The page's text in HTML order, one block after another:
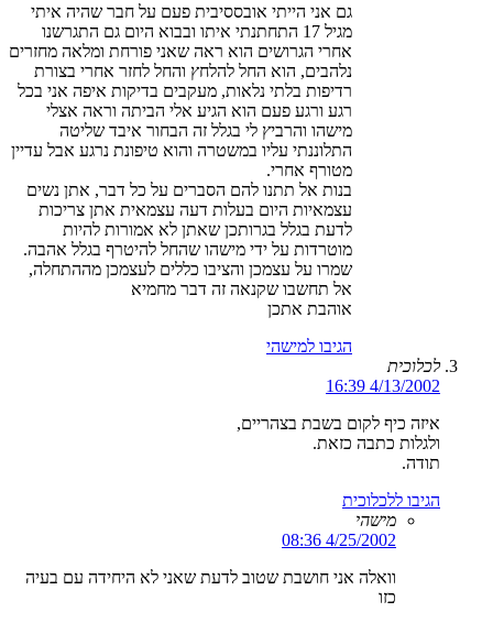
גם אני הייתי אובססיבית פעם על חבר שהיה איתי
מגיל 17 התחתנתי איתו ובבוא היום גם התגרשנו
אחרי הגרושים הוא ראה שאני פורחת ומלאה מחזרים
נלהבים, הוא החל להלחץ והחל לחזר אחרי בצורת
רדיפות בלתי נלאות, מעקבים בדיקות איפה אני בכל
רגע ורגע פעם הוא הגיע אלי הביתה וראה אצלי
מישהו והרביץ לי בגלל זה הבחור איבד שליטה
התלוננתי עליו במשטרה והוא טיפונת נרגע אבל עדיין
מטורף אחרי.
בנות אל תתנו להם הסברים על כל דבר, אתן נשים
עצמאיות היום בעלות דעה עצמאית אתן צריכות
לדעת בגלל בגרותכן שאתן לא אמורות להיות
מוטרדות על ידי מישהו שהחל להיטרף בגלל אהבה.
שמרו על עצמכן והציבו כללים לעצמכן מההתחלה,
אל תחשבו שקנאה זה דבר מחמיא
אוהבת אתכן
הגיבו למישהי
לכלוכית
4/13/2002 16:39
איזה כיף לקום בשבת בצהריים,
ולגלות כתבה כזאת.
תודה.
הגיבו ללכלוכית
מישהי
4/25/2002 08:36
וואלה אני חושבת שטוב לדעת שאני לא היחידה עם בעיה
כזו